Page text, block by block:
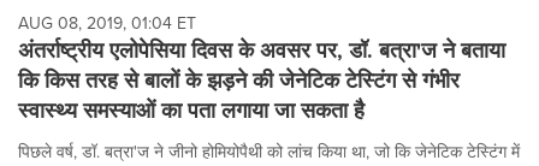
AUG 08, 2019, 01:04 ET
अंतर्राष्ट्रीय एलोपेसिया दिवस के अवसर पर, डॉ. बत्रा'ज ने बताया
कि किस तरह से बालों के झड़ने की जेनेटिक टेस्टिंग से गंभीर
स्वास्थ्य समस्याओं का पता लगाया जा सकता है
पिछले वर्ष, डॉ. बत्रा'ज ने जीनो होमियोपैथी को लांच किया था, जो कि जेनेटिक टेस्टिंग में